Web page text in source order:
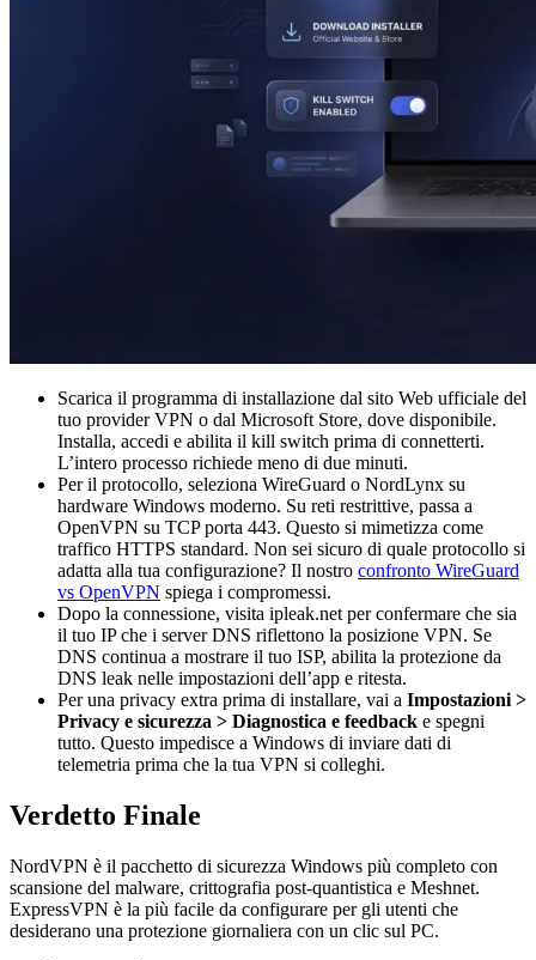
Scarica il programma di installazione dal sito Web ufficiale del
tuo provider VPN o dal Microsoft Store, dove disponibile.
Installa, accedi e abilita il kill switch prima di connetterti.
L’intero processo richiede meno di due minuti.
Per il protocollo, seleziona WireGuard o NordLynx su
hardware Windows moderno. Su reti restrittive, passa a
OpenVPN su TCP porta 443. Questo si mimetizza come
traffico HTTPS standard. Non sei sicuro di quale protocollo si
adatta alla tua configurazione? Il nostro confronto WireGuard
vs OpenVPN spiega i compromessi.
Dopo la connessione, visita ipleak.net per confermare che sia
il tuo IP che i server DNS riflettono la posizione VPN. Se
DNS continua a mostrare il tuo ISP, abilita la protezione da
DNS leak nelle impostazioni dell’app e ritesta.
Per una privacy extra prima di installare, vai a Impostazioni >
Privacy e sicurezza > Diagnostica e feedback e spegni
tutto. Questo impedisce a Windows di inviare dati di
telemetria prima che la tua VPN si colleghi.
Verdetto Finale
NordVPN è il pacchetto di sicurezza Windows più completo con
scansione del malware, crittografia post-quantistica e Meshnet.
ExpressVPN è la più facile da configurare per gli utenti che
desiderano una protezione giornaliera con un clic sul PC.